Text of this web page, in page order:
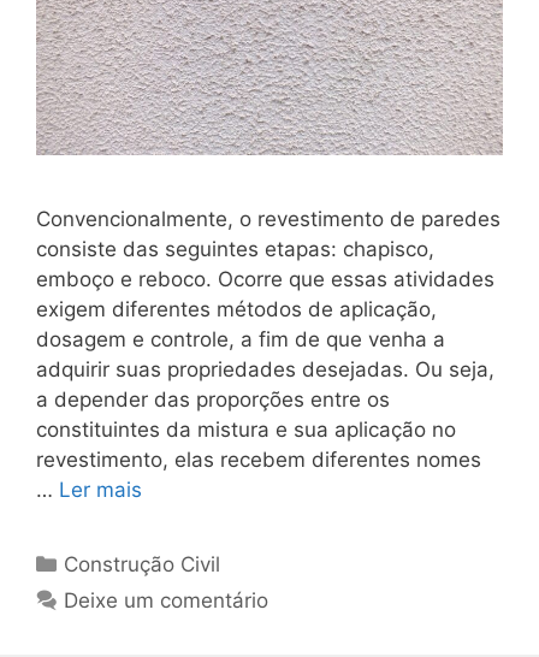
Convencionalmente, o revestimento de paredes
consiste das seguintes etapas: chapisco,
emboço e reboco. Ocorre que essas atividades
exigem diferentes métodos de aplicação,
dosagem e controle, a fim de que venha a
adquirir suas propriedades desejadas. Ou seja,
a depender das proporções entre os
constituintes da mistura e sua aplicação no
revestimento, elas recebem diferentes nomes
… Ler mais
Construção Civil
Deixe um comentário